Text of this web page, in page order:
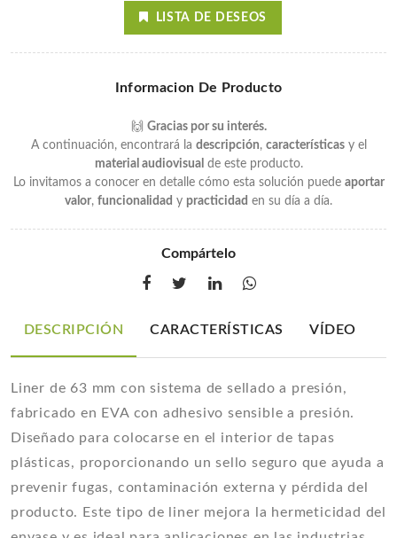
LISTA DE DESEOS
Informacion De Producto
🙌 Gracias por su interés.
A continuación, encontrará la descripción, característicasy el
material audiovisual de este producto.
Lo invitamos a conocer en detalle cómo esta solución puede aportar
valor, funcionalidad y practicidad en su día a día.
Compártelo
DESCRIPCIÓN CARACTERÍSTICAS VÍDEO
Liner de 63 mm con sistema de sellado a presión,
fabricado en EVA con adhesivo sensible a presión.
Diseñado para colocarse en el interior de tapas
plásticas, proporcionando un sello seguro que ayuda a
prevenir fugas, contaminación externa y pérdida del
producto. Este tipo de liner mejora la hermeticidad del